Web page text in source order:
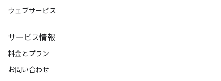
ウェブサービス
サービス情報
料金とプラン
お問い合わせ